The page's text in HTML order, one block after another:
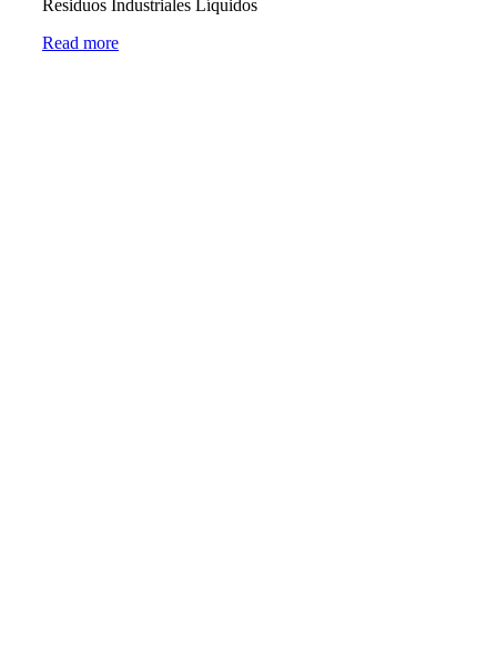
Residuos Industriales Líquidos
Read more